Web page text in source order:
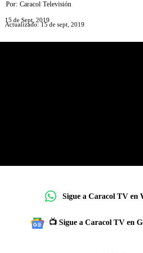
Por: Caracol Televisión
15 de Sept, 2019
Actualizado: 15 de sept, 2019
Sigue a Caracol TV en
📺 Sigue a Caracol TV en